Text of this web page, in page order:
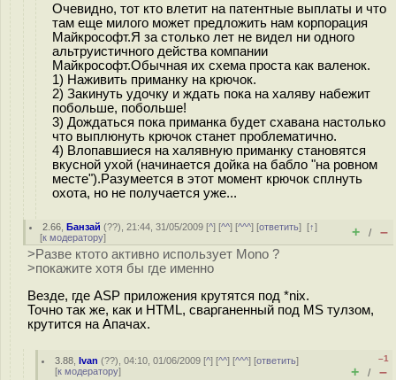
Очевидно, тот кто влетит на патентные выплаты и что
там еще милого может предложить нам корпорация
Майкрософт.Я за столько лет не видел ни одного
альтруистичного действа компании
Майкрософт.Обычная их схема проста как валенок.
1) Наживить приманку на крючок.
2) Закинуть удочку и ждать пока на халяву набежит
побольше, побольше!
3) Дождаться пока приманка будет схавана настолько
что выплюнуть крючок станет проблематично.
4) Влопавшиеся на халявную приманку становятся
вкусной ухой (начинается дойка на бабло "на ровном
месте").Разумеется в этот момент крючок сплнуть
охота, но не получается уже...
2.66 ,Банзай (??), 21:44, 31/05/2009 [^] [^^] [^^^] [ответить][↑]
[к модератору] + / –
>Разве ктото активно использует Mono ?
>покажите хотя бы где именно
Везде, где ASP приложения крутятся под *nix.
Точно так же, как и HTML, сварганенный под MS тулзом,
крутится на Апачах.
3.88 ,Ivan (??), 04:10, 01/06/2009 [^] [^^] [^^^] [ответить]
[к модератору]
–1
+ / –